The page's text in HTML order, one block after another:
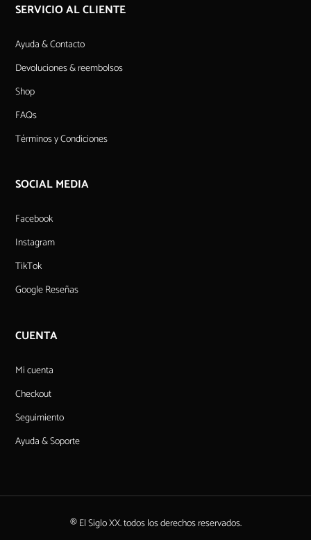
SERVICIO AL CLIENTE
Ayuda & Contacto
Devoluciones & reembolsos
Shop
FAQs
Términos y Condiciones
SOCIAL MEDIA
Facebook
Instagram
TikTok
Google Reseñas
CUENTA
Mi cuenta
Checkout
Seguimiento
Ayuda & Soporte
® El Siglo XX. todos los derechos reservados.